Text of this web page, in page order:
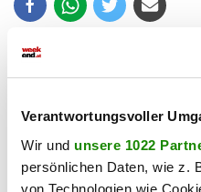
Verantwortungsvoller
Wir und unsere 1022
persönlichen Daten, wie z.
von Technologien wie